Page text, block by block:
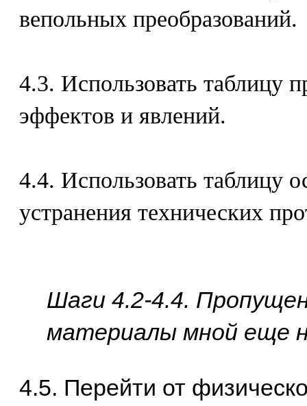
вепольных преобразований.
4.3. Использовать таблицу
эффектов и явлений.
4.4. Использовать таблицу
устранения технических
Шаги 4.2-4.4.
материалы мной еще
4.5. Перейти от